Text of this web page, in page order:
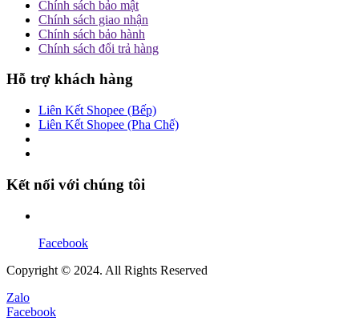
Chính sách bảo mật
Chính sách giao nhận
Chính sách bảo hành
Chính sách đổi trả hàng
Hỗ trợ khách hàng
Liên Kết Shopee (Bếp)
Liên Kết Shopee (Pha Chế)
Kết nối với chúng tôi
Facebook
Copyright © 2024. All Rights Reserved
Zalo
Facebook